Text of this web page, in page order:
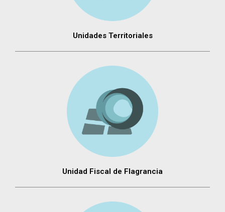
Unidades Territoriales
Unidad Fiscal de Flagrancia